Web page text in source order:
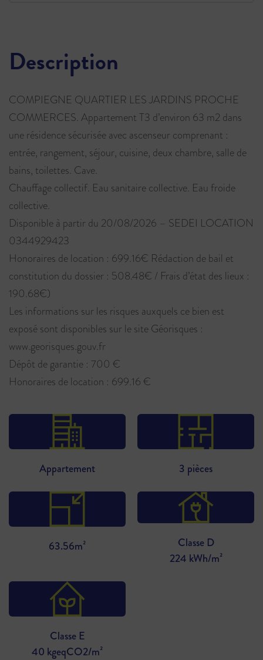
Description
COMPIEGNE QUARTIER LES JARDINS PROCHE
COMMERCES. Appartement T3 d’environ 63 m2 dans
une résidence sécurisée avec ascenseur comprenant :
entrée, rangement, séjour, cuisine, deux chambre, salle de
bains, toilettes. Cave.
Chauffage collectif. Eau sanitaire collective. Eau froide
collective.
Disponible à partir du 20/08/2026 – SEDEI LOCATION
0344929423
Honoraires de location : 699.16€ Rédaction de bail et
constitution du dossier : 508.48€ / Frais d’état des lieux :
190.68€)
Les informations sur les risques auxquels ce bien est
exposé sont disponibles sur le site Géorisques :
www.georisques.gouv.fr
Dépôt de garantie : 700 €
Honoraires de location : 699.16 €
Appartement 3 pièces
63.56m²
Classe D
224 kWh/m²
Classe E
40 kgeqCO2/m²